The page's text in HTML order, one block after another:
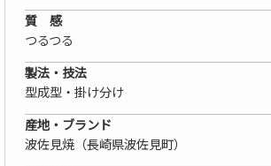
質 感
つるつる
製法・技法
型成型・掛け分け
産地・ブランド
波佐見焼（長崎県波佐見町）